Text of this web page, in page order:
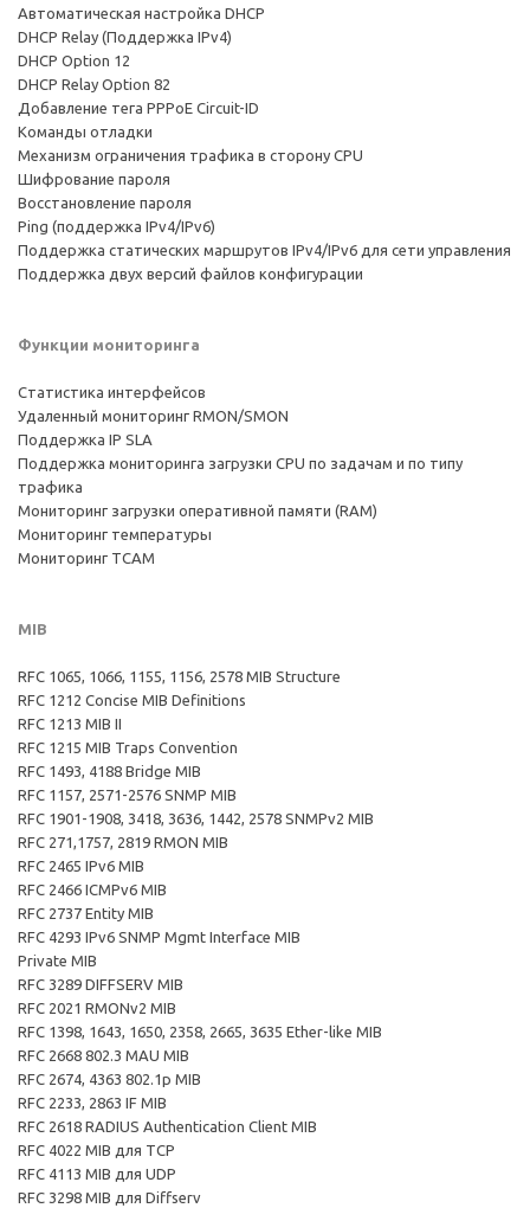
Автоматическая настройка DHCP
DHCP Relay (Поддержка IPv4)
DHCP Option 12
DHCP Relay Option 82
Добавление тега PPPoE Circuit-ID
Команды отладки
Механизм ограничения трафика в сторону CPU
Шифрование пароля
Восстановление пароля
Ping (поддержка IPv4/IPv6)
Поддержка статических маршрутов IPv4/IPv6 для сети управления
Поддержка двух версий файлов конфигурации
Функции мониторинга
Статистика интерфейсов
Удаленный мониторинг RMON/SMON
Поддержка IP SLA
Поддержка мониторинга загрузки CPU по задачам и по типу
трафика
Мониторинг загрузки оперативной памяти (RAM)
Мониторинг температуры
Мониторинг TCAM
MIB
RFC 1065, 1066, 1155, 1156, 2578 MIB Structure
RFC 1212 Concise MIB Definitions
RFC 1213 MIB II
RFC 1215 MIB Traps Convention
RFC 1493, 4188 Bridge MIB
RFC 1157, 2571-2576 SNMP MIB
RFC 1901-1908, 3418, 3636, 1442, 2578 SNMPv2 MIB
RFC 271,1757, 2819 RMON MIB
RFC 2465 IPv6 MIB
RFC 2466 ICMPv6 MIB
RFC 2737 Entity MIB
RFC 4293 IPv6 SNMP Mgmt Interface MIB
Private MIB
RFC 3289 DIFFSERV MIB
RFC 2021 RMONv2 MIB
RFC 1398, 1643, 1650, 2358, 2665, 3635 Ether-like MIB
RFC 2668 802.3 MAU MIB
RFC 2674, 4363 802.1p MIB
RFC 2233, 2863 IF MIB
RFC 2618 RADIUS Authentication Client MIB
RFC 4022 MIB для TCP
RFC 4113 MIB для UDP
RFC 3298 MIB для Diffserv